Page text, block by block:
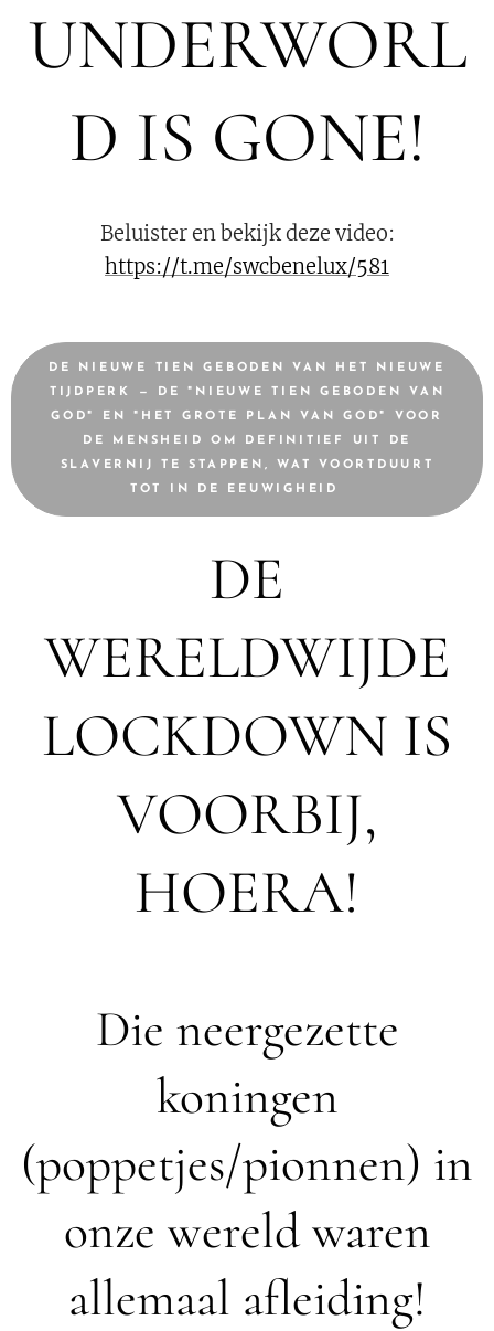
UNDERWORL
D IS GONE!
Beluister en bekijk deze video:
https://t.me/swcbenelux/581
DE NIEUWE TIEN GEBODEN VAN HET NIEUWE
TIJDPERK — DE "NIEUWE TIEN GEBODEN VAN
GOD" EN "HET GROTE PLAN VAN GOD" VOOR
DE MENSHEID OM DEFINITIEF UIT DE
SLAVERNIJ TE STAPPEN, WAT VOORTDUURT
TOT IN DE EEUWIGHEID 💫
DE
WERELDWIJDE
LOCKDOWN IS
VOORBIJ,
HOERA!
Die neergezette
koningen
(poppetjes/pionnen) in
onze wereld waren
allemaal afleiding!